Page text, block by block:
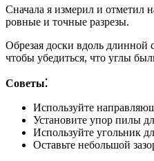
Сначала я измерил и отметил
ровные и точные разрезы.
Обрезая доски вдоль длинной
чтобы убедиться, что углы
Советы⁚
Используйте
Установите упор пилы
Используйте угольник
Оставьте небольшой